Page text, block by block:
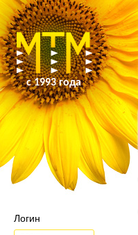
с 1993 года
Логин